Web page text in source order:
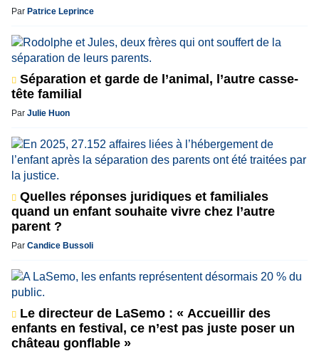
Par Patrice Leprince
Séparation et garde de l’animal, l’autre casse-
tête familial
Par Julie Huon
Quelles réponses juridiques et familiales
quand un enfant souhaite vivre chez l’autre
parent ?
Par Candice Bussoli
Le directeur de LaSemo : « Accueillir des
enfants en festival, ce n’est pas juste poser un
château gonflable »